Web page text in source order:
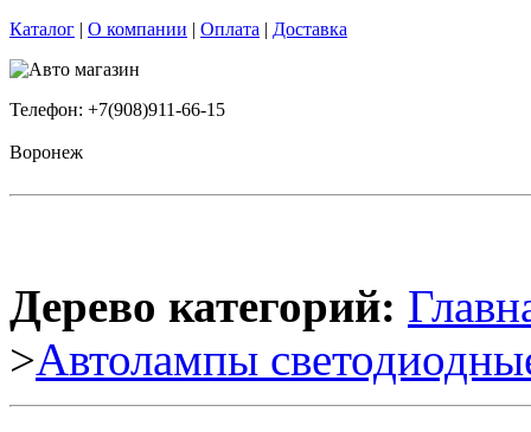
Каталог | О компании | Оплата | Доставка
Телефон: +7(908)911-66-15
Воронеж
Дерево категорий:
>Автолампы